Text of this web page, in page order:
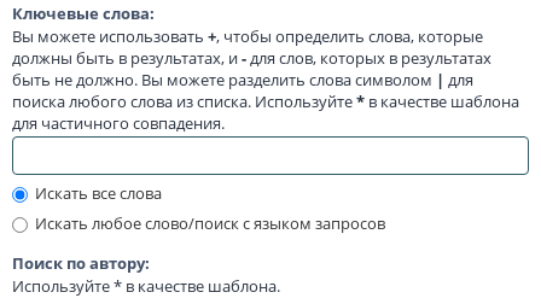
Ключевые слова:
Вы можете использовать +, чтобы определить слова, которые
должны быть в результатах, и- для слов, которых в результатах
быть не должно. Вы можете разделить слова символом | для
поиска любого слова из списка. Используйте* в качестве шаблона
для частичного совпадения.
Искать все слова
Искать любое слово/поиск с языком запросов
Поиск по автору:
Используйте * в качестве шаблона.